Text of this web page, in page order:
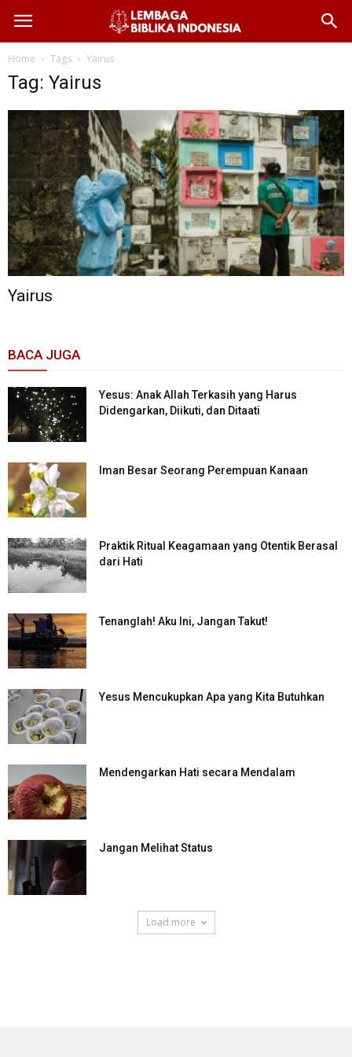
Home Tags Yairus
Tag: Yairus
Yairus
BACA JUGA
Yesus: Anak Allah Terkasih yang Harus
Didengarkan, Diikuti, dan Ditaati
Iman Besar Seorang Perempuan Kanaan
Praktik Ritual Keagamaan yang Otentik Berasal
dari Hati
Tenanglah! Aku Ini, Jangan Takut!
Yesus Mencukupkan Apa yang Kita Butuhkan
Mendengarkan Hati secara Mendalam
Jangan Melihat Status
Load more